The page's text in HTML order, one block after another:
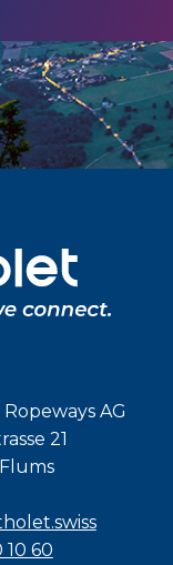
AG
21
10 60